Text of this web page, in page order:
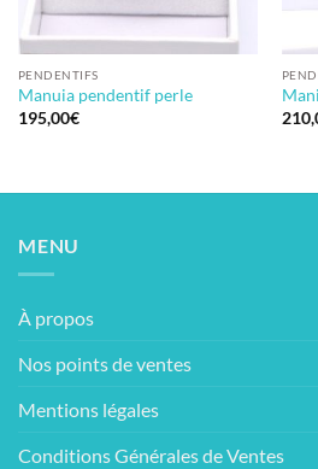
PENDENTIFS
Manuia pendentif perle
195,00€
MENU
À propos
Nos points de ventes
Mentions légales
Conditions Générales de Ventes